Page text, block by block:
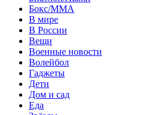
Бокс/MMA
В мире
В России
Вещи
Военные новости
Волейбол
Гаджеты
Дети
Дом и сад
Еда